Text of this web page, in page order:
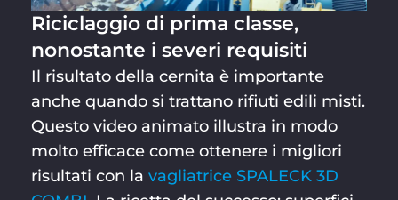
Riciclaggio di prima classe,
nonostante i severi requisiti
Il risultato della cernita è importante
anche quando si trattano rifiuti edili misti.
Questo video animato illustra in modo
molto efficace come ottenere i migliori
risultati con la vagliatrice SPALECK 3D